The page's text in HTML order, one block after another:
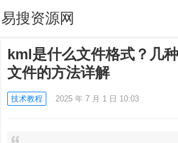
易搜资源网
kml是什么文件格式？几
文件的方法详解
技术教程 2025 年 7 月 1 日 10:03